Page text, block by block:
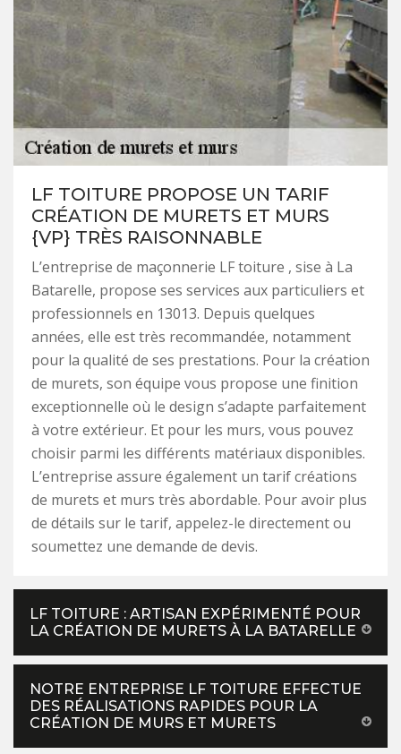
LF TOITURE PROPOSE UN TARIF
CRÉATION DE MURETS ET MURS
{VP} TRÈS RAISONNABLE
L’entreprise de maçonnerie LF toiture , sise à La
Batarelle, propose ses services aux particuliers et
professionnels en 13013. Depuis quelques
années, elle est très recommandée, notamment
pour la qualité de ses prestations. Pour la création
de murets, son équipe vous propose une finition
exceptionnelle où le design s’adapte parfaitement
à votre extérieur. Et pour les murs, vous pouvez
choisir parmi les différents matériaux disponibles.
L’entreprise assure également un tarif créations
de murets et murs très abordable. Pour avoir plus
de détails sur le tarif, appelez-le directement ou
soumettez une demande de devis.
LF TOITURE : ARTISAN EXPÉRIMENTÉ POUR
LA CRÉATION DE MURETS À LA BATARELLE
NOTRE ENTREPRISE LF TOITURE EFFECTUE
DES RÉALISATIONS RAPIDES POUR LA
CRÉATION DE MURS ET MURETS